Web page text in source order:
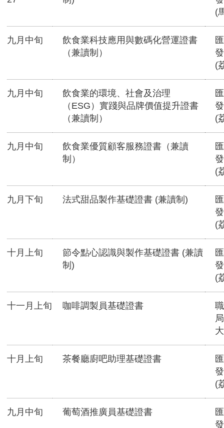
(
九月中旬
飲食業科技應用與數碼化營運證書
（兼讀制）
(
九月中旬
飲食業的環境、社會及治理
（ESG）實踐與品牌價值提升證書
（兼讀制）
(
九月中旬
飲食業優質顧客服務證書（兼讀
制）
(
九月下旬 法式甜品製作基礎證書 (兼讀制)
(
十月上旬
節令點心認識與製作基礎證書 (兼讀
制)
(
十一月上旬 咖啡調製員基礎證書
十月上旬 茶餐廳廚吧助理基礎證書
(
九月中旬 葡萄酒推廣員基礎證書